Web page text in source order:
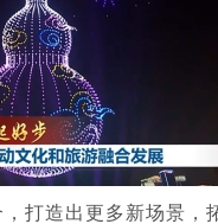
打造出更多新场景，